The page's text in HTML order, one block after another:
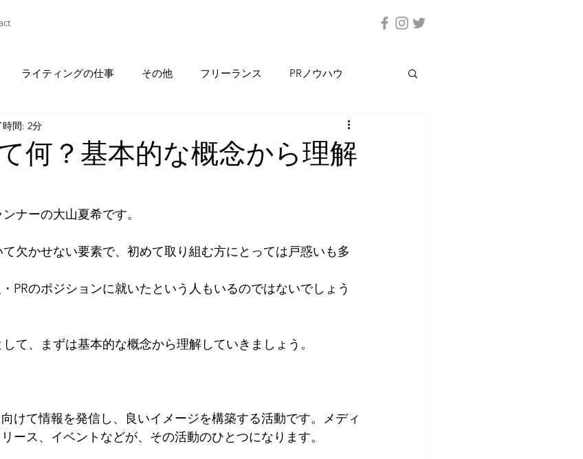
ライティングの仕事 その他 フリーランス PRノウハウ
何？基本的な概念から理解
時間: 2分
ナーの大山夏希です。
欠かせない要素で、初めて取り組む方にとっては戸惑いも多
PRのポジションに就いたという人もいるのではないでしょう
て、まずは基本的な概念から理解していきましょう。
けて情報を発信し、良いイメージを構築する活動です。メディ
ース、イベントなどが、その活動のひとつになります。